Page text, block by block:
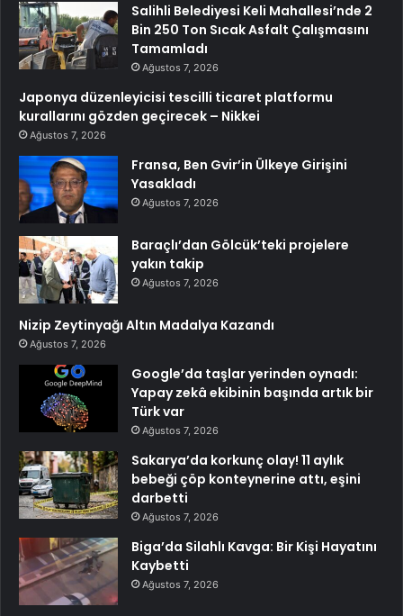
Salihli Belediyesi Keli Mahallesi’nde 2
Bin 250 Ton Sıcak Asfalt Çalışmasını
Tamamladı
Ağustos 7, 2026
Japonya düzenleyicisi tescilli ticaret platformu
kurallarını gözden geçirecek – Nikkei
Ağustos 7, 2026
Fransa, Ben Gvir’in Ülkeye Girişini
Yasakladı
Ağustos 7, 2026
Baraçlı’dan Gölcük’teki projelere
yakın takip
Ağustos 7, 2026
Nizip Zeytinyağı Altın Madalya Kazandı
Ağustos 7, 2026
Google’da taşlar yerinden oynadı:
Yapay zekâ ekibinin başında artık bir
Türk var
Ağustos 7, 2026
Sakarya’da korkunç olay! 11 aylık
bebeği çöp konteynerine attı, eşini
darbetti
Ağustos 7, 2026
Biga’da Silahlı Kavga: Bir Kişi Hayatını
Kaybetti
Ağustos 7, 2026